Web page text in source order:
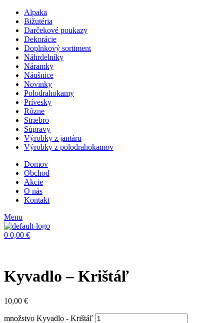
Alpaka
Bižutéria
Darčekové poukazy
Dekorácie
Doplnkový sortiment
Náhrdelníky
Náramky
Náušnice
Novinky
Polodrahokamy
Prívesky
Rôzne
Striebro
Súpravy
Výrobky z jantáru
Výrobky z polodrahokamov
Domov
Obchod
Akcie
O nás
Kontakt
Menu
0 0,00 €
Kyvadlo – Krištáľ
10,00 €
množstvo Kyvadlo - Krištáľ